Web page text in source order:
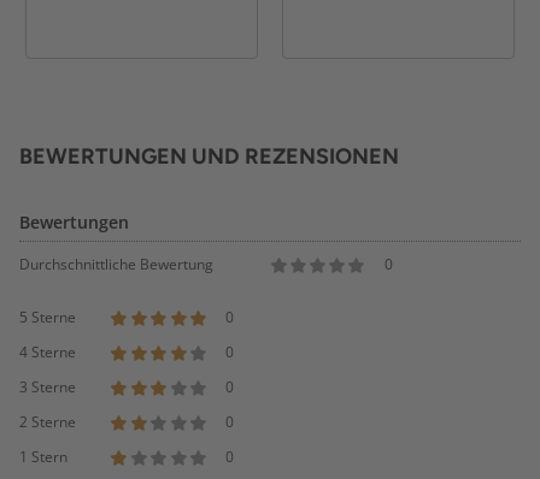
BEWERTUNGEN UND REZENSIONEN
Bewertungen
Durchschnittliche Bewertung 0
5 Sterne
0
4 Sterne
0
3 Sterne
0
2 Sterne
0
1 Stern
0